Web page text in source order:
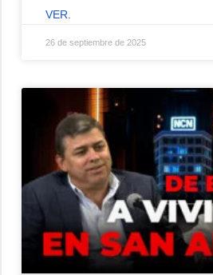
VER.
26 de septiembre de 2025